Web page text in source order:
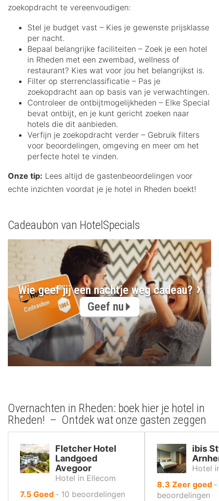
zoekopdracht te vereenvoudigen:
Stel je budget vast – Kies je gewenste prijsklasse
per nacht.
Bepaal belangrijke faciliteiten – Zoek je een hotel
in Rheden met een zwembad, wellness of
restaurant? Kies wat voor jou het belangrijkst is.
Filter op sterrenclassificatie – Pas je
zoekopdracht aan op basis van je verwachtingen.
Controleer de ontbijtmogelijkheden – Elke Special
bevat ontbijt, en je kunt gericht zoeken naar
hotels die dit aanbieden.
Verfijn je zoekopdracht verder – Gebruik filters
voor beoordelingen, omgeving en meer om het
perfecte hotel te vinden.
Onze tip: Lees altijd de gastenbeoordelingen voor
echte inzichten voordat je je hotel in Rheden boekt!
Cadeaubon van HotelSpecials
Wie geef jij een nachtje weg cadeau?
Geef nu
Overnachten in Rheden: boek hier je hotel in
Rheden! – Ontdek wat onze gasten zeggen
Fletcher Hotel
Landgoed
Avegoor
Hotel in Ellecom
7.5uit
Goed ‐ 10 beoordelingen
ibis
Hotel
8.3 uit
10
Zeer goed ‐
beoordelingen